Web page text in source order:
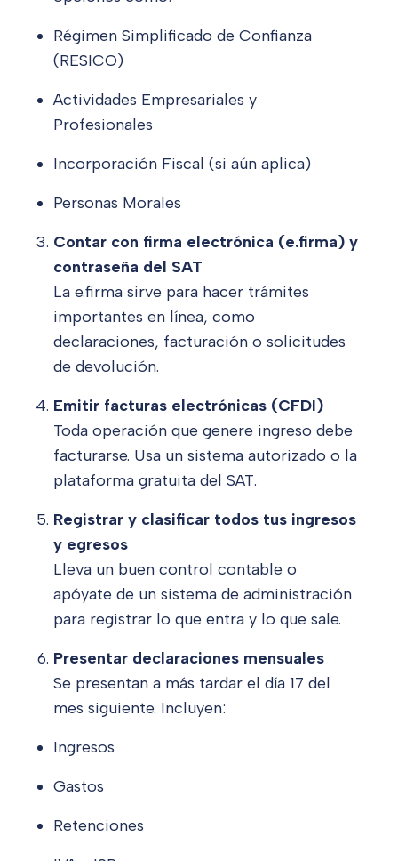
Régimen Simplificado de Confianza
(RESICO)
Actividades Empresariales y
Profesionales
Incorporación Fiscal (si aún aplica)
Personas Morales
Contar con firma electrónica (e.firma) y
contraseña del SAT
La e.firma sirve para hacer trámites
importantes en línea, como
declaraciones, facturación o solicitudes
de devolución.
Emitir facturas electrónicas (CFDI)
Toda operación que genere ingreso debe
facturarse. Usa un sistema autorizado o la
plataforma gratuita del SAT.
Registrar y clasificar todos tus ingresos
y egresos
Lleva un buen control contable o
apóyate de un sistema de administración
para registrar lo que entra y lo que sale.
Presentar declaraciones mensuales
Se presentan a más tardar el día 17 del
mes siguiente. Incluyen:
Ingresos
Gastos
Retenciones